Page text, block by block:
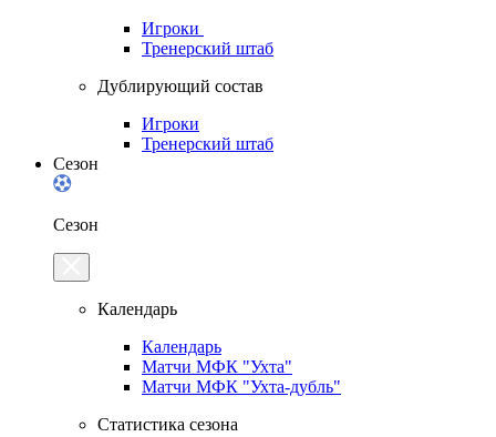
Игроки
Тренерский штаб
Дублирующий состав
Игроки
Тренерский штаб
Сезон
Сезон
Календарь
Календарь
Матчи МФК "Ухта"
Матчи МФК "Ухта-дубль"
Статистика сезона